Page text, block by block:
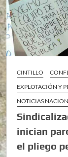
CINTILLO
EXPLOTACIÓN Y
NOTICIAS
inician
el pliego